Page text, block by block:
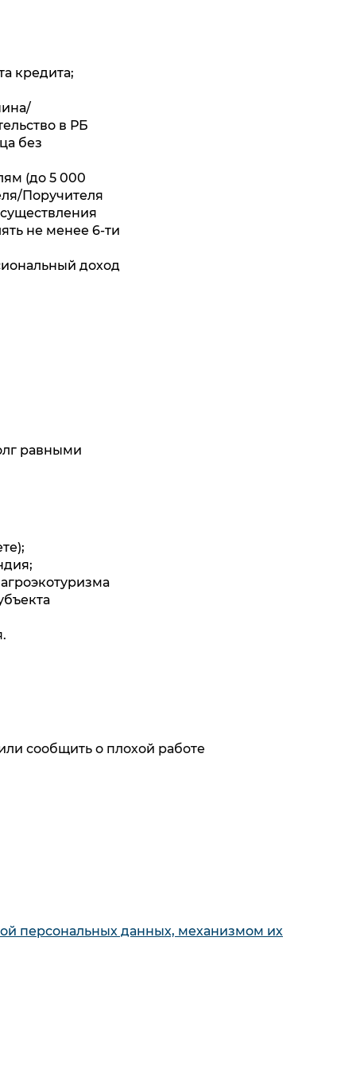
кредита;
в РБ
без
(до 5 000
Поручителя
не менее 6-ти
доход
равными
первыми
Для покупателя
сообщить о плохой работе
персональных данных, механизмом их